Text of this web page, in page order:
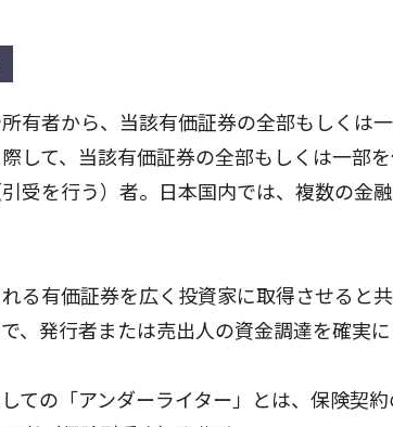
有者から、当該有価証券の全部もしくは
して、当該有価証券の全部もしくは一部
受を行う）者。日本国内では、複数の金
る有価証券を広く投資家に取得させると
、発行者または売出人の資金調達を確実に
ての「アンダーライター」とは、保険契